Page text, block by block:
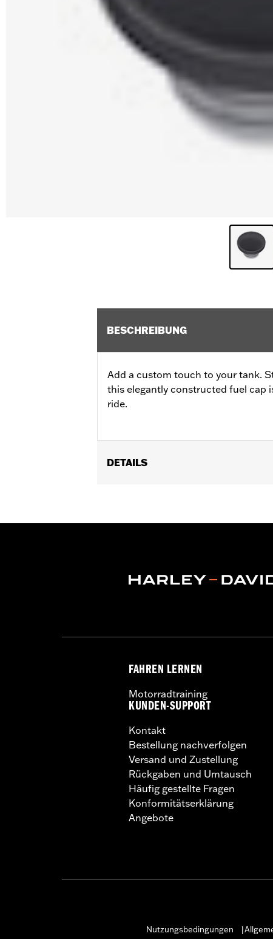
BESCHREIBUNG
Add a custom touch to your tank.
this elegantly constructed fuel cap
ride.
DETAILS
originalen verschließbaren oder
FAHREN LERNEN
Motorradtraining
KUNDEN-SUPPORT
Kontakt
Bestellung nachverfolgen
Versand und Zustellung
Rückgaben und Umtausch
Häufig gestellte Fragen
Konformitätserklärung
Angebote
Nutzungsbedingungen